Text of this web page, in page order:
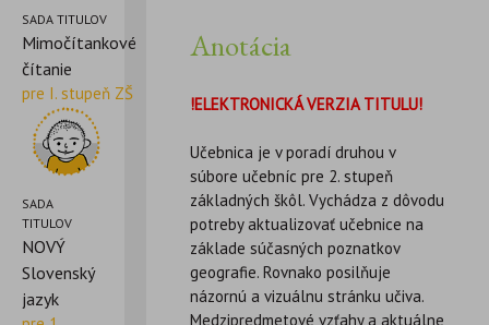
SADA TITULOV
Mimočítankové
čítanie
pre I. stupeň ZŠ
SADA
TITULOV
NOVÝ
Slovenský
jazyk
Anotácia
!ELEKTRONICKÁ VERZIA TITULU!
Učebnica je v poradí druhou v
súbore učebníc pre 2. stupeň
základných škôl. Vychádza z dôvodu
potreby aktualizovať učebnice na
základe súčasných poznatkov
geografie. Rovnako posilňuje
názornú a vizuálnu stránku učiva.
Medzipredmetové vzťahy a aktuálne